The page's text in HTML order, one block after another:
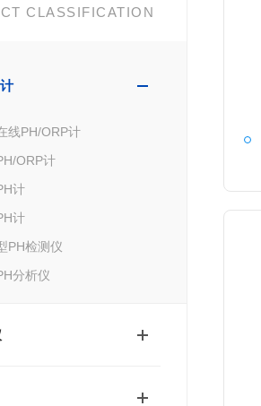
CLASSIFICATION
线PH/ORP计
ORP计
计
计
PH检测仪
分析仪